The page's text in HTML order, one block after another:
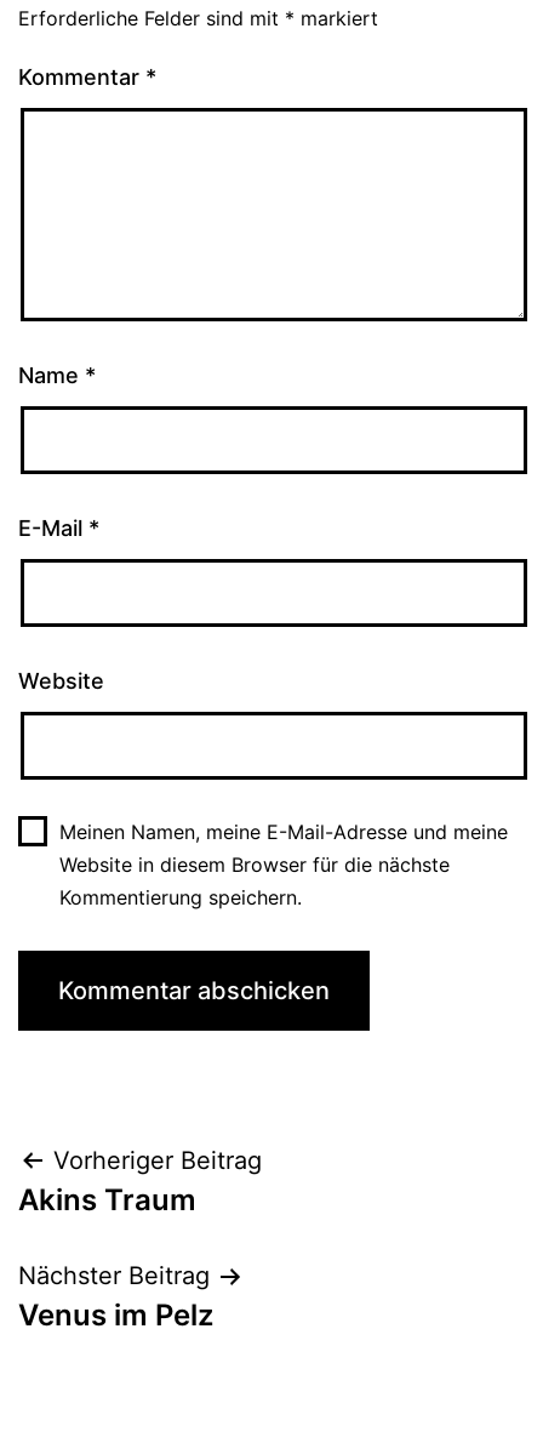
Erforderliche Felder sind mit * markiert
Kommentar *
Name *
E-Mail *
Website
Meinen Namen, meine E-Mail-Adresse und meine
Website in diesem Browser für die nächste
Kommentierung speichern.
Beitrags-
Navigation
Vorheriger Beitrag
Akins Traum
Nächster Beitrag
Venus im Pelz